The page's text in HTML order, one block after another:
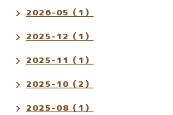
2026-05（1）
2025-12（1）
2025-11（1）
2025-10（2）
2025-08（1）